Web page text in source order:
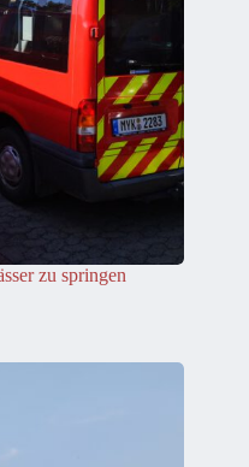
zu springen